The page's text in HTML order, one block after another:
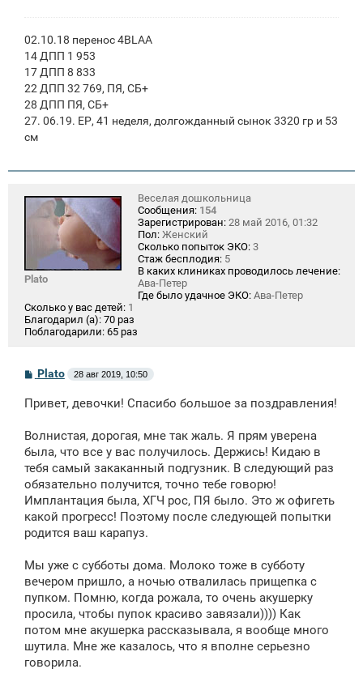
02.10.18 перенос 4BLAA
14 ДПП 1 953
17 ДПП 8 833
22 ДПП 32 769, ПЯ, СБ+
28 ДПП ПЯ, СБ+
27. 06.19. ЕР, 41 неделя, долгожданный сынок 3320 гр и 53
см
Plato
Веселая дошкольница
Сообщения: 154
Зарегистрирован: 28 май 2016, 01:32
Пол: Женский
Сколько попыток ЭКО: 3
Стаж бесплодия: 5
В каких клиниках проводилось лечение:
Ава-Петер
Где было удачное ЭКО: Ава-Петер
Сколько у вас детей: 1
Благодарил (а): 70 раз
Поблагодарили: 65 раз
С
о
б
н
и
е
Plato 28 авг 2019, 10:50
Привет, девочки! Спасибо большое за поздравления!
Волнистая, дорогая, мне так жаль. Я прям уверена
была, что все у вас получилось. Держись! Кидаю в
тебя самый закаканный подгузник. В следующий раз
обязательно получится, точно тебе говорю!
Имплантация была, ХГЧ рос, ПЯ было. Это ж офигеть
какой прогресс! Поэтому после следующей попытки
родится ваш карапуз.
Мы уже с субботы дома. Молоко тоже в субботу
вечером пришло, а ночью отвалилась прищепка с
пупком. Помню, когда рожала, то очень акушерку
просила, чтобы пупок красиво завязали)))) Как
потом мне акушерка рассказывала, я вообще много
шутила. Мне же казалось, что я вполне серьезно
говорила.